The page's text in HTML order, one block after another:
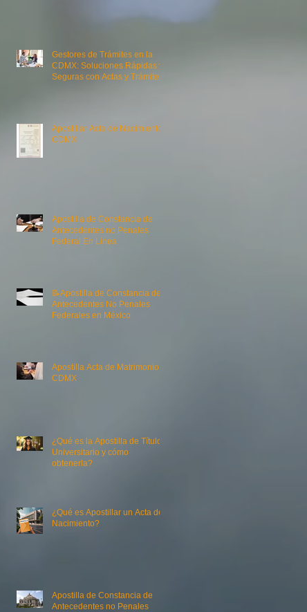
Gestores de Trámites en la
CDMX: Soluciones Rápidas y
Seguras con Actas y Trámites
Apostillar Acta de Nacimiento
CDMX
Apostilla de Constancia de
Antecedentes no Penales
Federal En Línea
📝Apostilla de Constancia de
Antecedentes No Penales
Federales en México
Apostilla Acta de Matrimonio
CDMX
¿Qué es la Apostilla de Título
Universitario y cómo
obtenerla?
¿Qué es Apostillar un Acta de
Nacimiento?
Apostilla de Constancia de
Antecedentes no Penales